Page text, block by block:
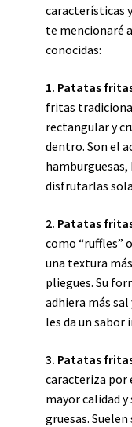
características
te mencionaré
conocidas:
1. Patatas
fritas
rectangular y
dentro. Son el
disfrutarlas
2. Patatas
como “ruffles”
una textura
pliegues. Su
adhiera más
les da un sabor
3. Patatas
caracteriza por
mayor calidad
gruesas.